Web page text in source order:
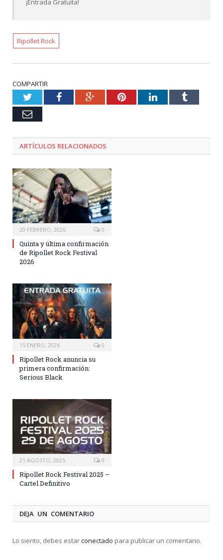
¡Entrada Gratuita!
Ripollet Rock
COMPARTIR
TwitterFacebookGoogle+PinterestLinkedInTumblr
Email
ARTÍCULOS RELACIONADOS
20 FEBRERO, 2026 0
Quinta y última confirmación
de Ripollet Rock Festival
2026
15 ENERO, 2026 0
Ripollet Rock anuncia su
primera confirmación:
Serious Black
21 AGOSTO, 2025 0
Ripollet Rock Festival 2025 –
Cartel Definitivo
DEJA UN COMENTARIO
Lo siento, debes estarconectado para publicar un comentario.